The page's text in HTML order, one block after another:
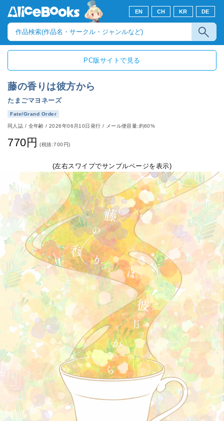
EN CH KR DE
PC版サイトで見る
藤の香りは彼方から
たまごマヨネーズ
Fate/Grand Order
同人誌 / 全年齢/2026年06月10日発行 / メール便容量:約60%
770円 (税抜:700円)
(左右スワイプでサンプルページを表示)